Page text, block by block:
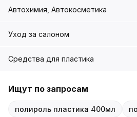
Автохимия, Автокосметика
Уход за салоном
Средства для пластика
Ищут по запросам
полироль пластика 400мл